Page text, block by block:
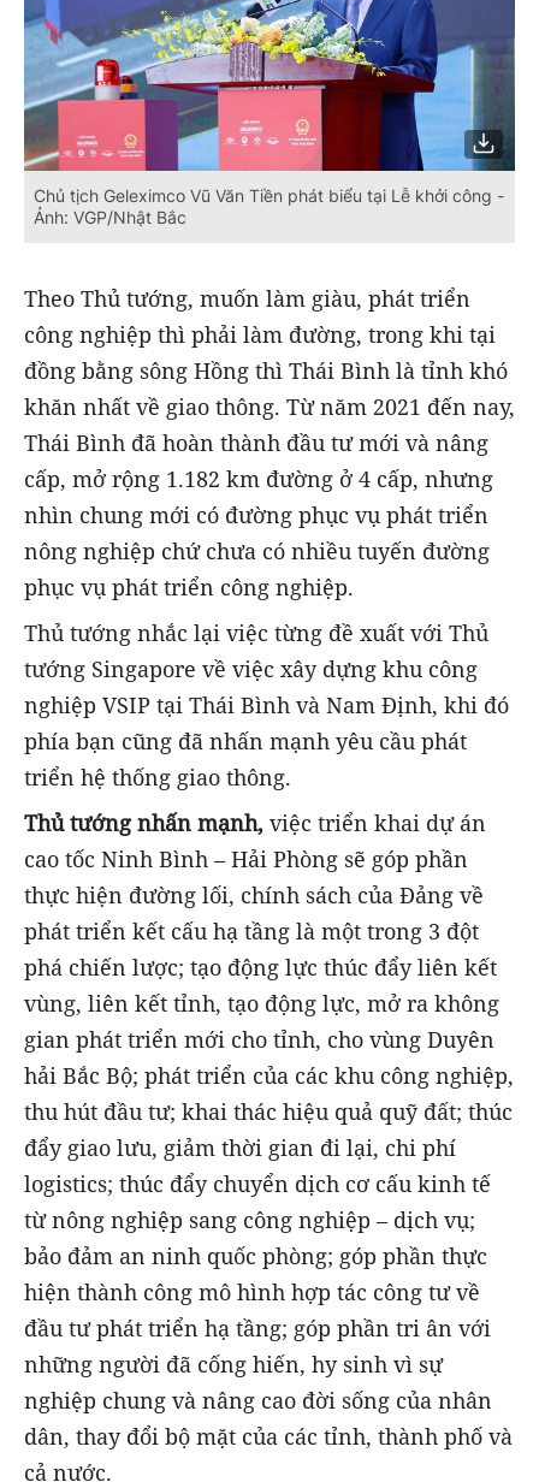
Chủ tịch Geleximco Vũ Văn Tiền phát biểu tại Lễ khởi công -
Ảnh: VGP/Nhật Bắc
Theo Thủ tướng, muốn làm giàu, phát triển
công nghiệp thì phải làm đường, trong khi tại
đồng bằng sông Hồng thì Thái Bình là tỉnh khó
khăn nhất về giao thông. Từ năm 2021 đến nay,
Thái Bình đã hoàn thành đầu tư mới và nâng
cấp, mở rộng 1.182 km đường ở 4 cấp, nhưng
nhìn chung mới có đường phục vụ phát triển
nông nghiệp chứ chưa có nhiều tuyến đường
phục vụ phát triển công nghiệp.
Thủ tướng nhắc lại việc từng đề xuất với Thủ
tướng Singapore về việc xây dựng khu công
nghiệp VSIP tại Thái Bình và Nam Định, khi đó
phía bạn cũng đã nhấn mạnh yêu cầu phát
triển hệ thống giao thông.
Thủ tướng nhấn mạnh, việc triển khai dự án
cao tốc Ninh Bình – Hải Phòng sẽ góp phần
thực hiện đường lối, chính sách của Đảng về
phát triển kết cấu hạ tầng là một trong 3 đột
phá chiến lược; tạo động lực thúc đẩy liên kết
vùng, liên kết tỉnh, tạo động lực, mở ra không
gian phát triển mới cho tỉnh, cho vùng Duyên
hải Bắc Bộ; phát triển của các khu công nghiệp,
thu hút đầu tư; khai thác hiệu quả quỹ đất; thúc
đẩy giao lưu, giảm thời gian đi lại, chi phí
logistics; thúc đẩy chuyển dịch cơ cấu kinh tế
từ nông nghiệp sang công nghiệp – dịch vụ;
bảo đảm an ninh quốc phòng; góp phần thực
hiện thành công mô hình hợp tác công tư về
đầu tư phát triển hạ tầng; góp phần tri ân với
những người đã cống hiến, hy sinh vì sự
nghiệp chung và nâng cao đời sống của nhân
dân, thay đổi bộ mặt của các tỉnh, thành phố và
cả nước.